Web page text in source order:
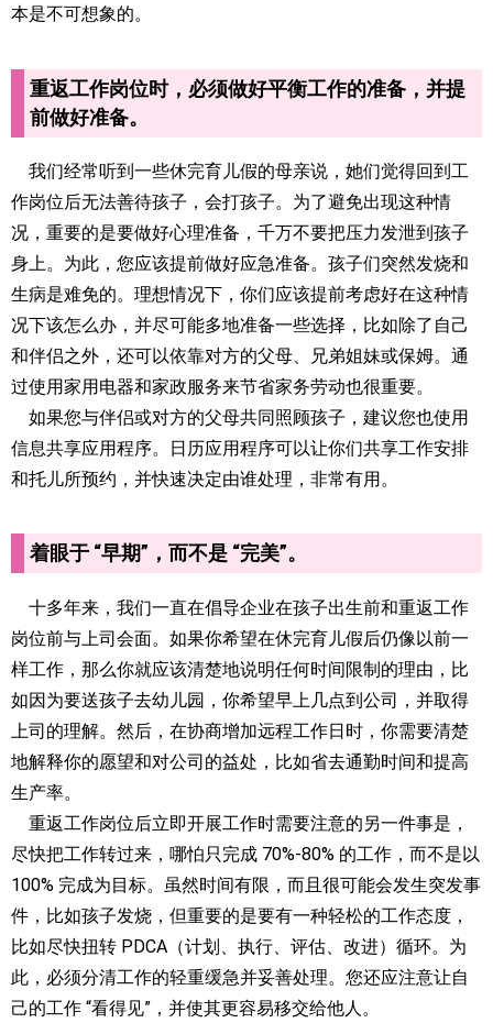
本是不可想象的。
重返工作岗位时，必须做好平衡工作的准备，并提
前做好准备。
我们经常听到一些休完育儿假的母亲说，她们觉得回到工
作岗位后无法善待孩子，会打孩子。为了避免出现这种情
况，重要的是要做好心理准备，千万不要把压力发泄到孩子
身上。为此，您应该提前做好应急准备。孩子们突然发烧和
生病是难免的。理想情况下，你们应该提前考虑好在这种情
况下该怎么办，并尽可能多地准备一些选择，比如除了自己
和伴侣之外，还可以依靠对方的父母、兄弟姐妹或保姆。通
过使用家用电器和家政服务来节省家务劳动也很重要。
如果您与伴侣或对方的父母共同照顾孩子，建议您也使用
信息共享应用程序。日历应用程序可以让你们共享工作安排
和托儿所预约，并快速决定由谁处理，非常有用。
着眼于 “早期”，而不是 “完美”。
十多年来，我们一直在倡导企业在孩子出生前和重返工作
岗位前与上司会面。如果你希望在休完育儿假后仍像以前一
样工作，那么你就应该清楚地说明任何时间限制的理由，比
如因为要送孩子去幼儿园，你希望早上几点到公司，并取得
上司的理解。然后，在协商增加远程工作日时，你需要清楚
地解释你的愿望和对公司的益处，比如省去通勤时间和提高
生产率。
重返工作岗位后立即开展工作时需要注意的另一件事是，
尽快把工作转过来，哪怕只完成 70%-80% 的工作，而不是以
100% 完成为目标。虽然时间有限，而且很可能会发生突发事
件，比如孩子发烧，但重要的是要有一种轻松的工作态度，
比如尽快扭转 PDCA（计划、执行、评估、改进）循环。为
此，必须分清工作的轻重缓急并妥善处理。您还应注意让自
己的工作 “看得见”，并使其更容易移交给他人。